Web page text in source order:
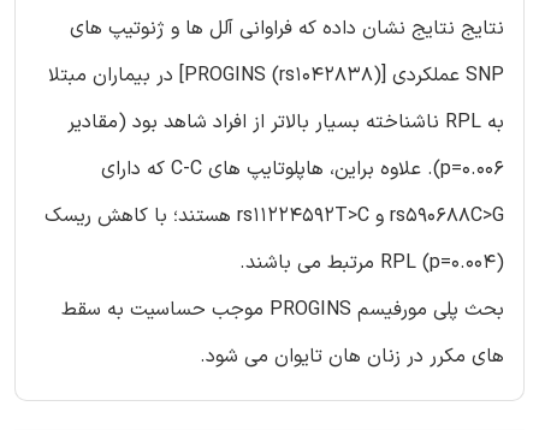
نتایج نتایج نشان داده که فراوانی آلل ها و ژنوتیپ های
SNP عملکردی [PROGINS (rs1042838)] در بیماران مبتلا
به RPL ناشناخته بسیار بالاتر از افراد شاهد بود (مقادیر
p=0.006). علاوه براین، هاپلوتایپ های C-C که دارای
rs590688C>G و rs11224592T>C هستند؛ با کاهش ریسک
RPL (p=0.004) مرتبط می باشند.
بحث پلی مورفیسم PROGINS موجب حساسیت به سقط
های مکرر در زنان هان تایوان می شود.